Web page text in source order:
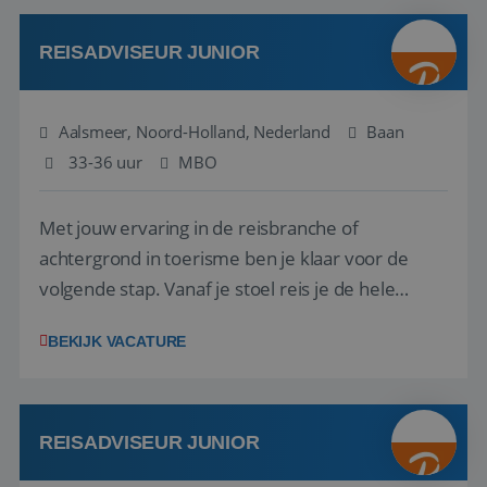
werken: of het nu gaat om vragen ...
REISADVISEUR JUNIOR
Aalsmeer, Noord-Holland, Nederland
Baan
33-36 uur
MBO
Met jouw ervaring in de reisbranche of
achtergrond in toerisme ben je klaar voor de
volgende stap. Vanaf je stoel reis je de hele
wensen van je team, je klant en wat er in de
klanten te overtuigen om die droomreis te
boeken! ...
BEKIJK VACATURE
REISADVISEUR JUNIOR